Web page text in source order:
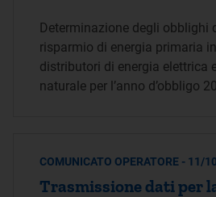
Determinazione degli obblighi
risparmio di energia primaria
distributori di energia elettrica
naturale per l’anno d’obbligo
COMUNICATO OPERATORE - 11/
Trasmissione dati per